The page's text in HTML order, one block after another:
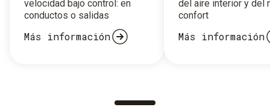
velocidad bajo control: en
conductos o salidas
Más información
del aire interior y del
confort
Más información